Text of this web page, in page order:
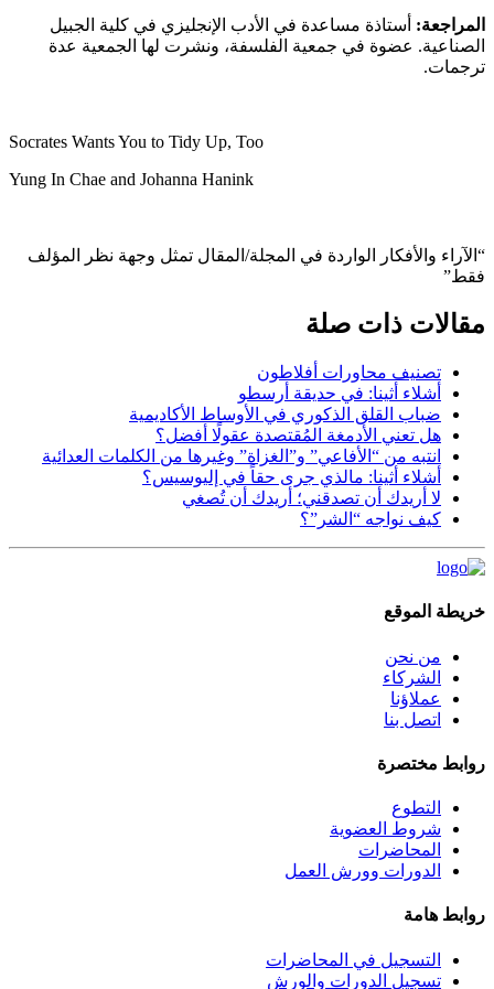
المراجعة: أستاذة مساعدة في الأدب الإنجليزي في كلية الجبيل
الصناعية. عضوة في جمعية الفلسفة، ونشرت لها الجمعية عدة
ترجمات.
Socrates Wants You to Tidy Up, Too
Yung In Chae and Johanna Hanink
“الآراء والأفكار الواردة في المجلة/المقال تمثل وجهة نظر المؤلف
فقط”
مقالات ذات صلة
تصنيف محاورات أفلاطون
أشلاء أثينا: في حديقة أرسطو
ضباب القلق الذكوري في الأوساط الأكاديمية
هل تعني الأدمغة المُقتصدة عقولًا أفضل؟
انتبه من “الأفاعي” و”الغزاة” وغيرها من الكلمات العدائية
أشلاء أثينا: مالذي جرى حقاً في إليوسيس؟
لا أريدك أن تصدقني؛ أريدك أن تُصغي
كيف نواجه “الشر”؟
خريطة الموقع
من نحن
الشركاء
عملاؤنا
اتصل بنا
روابط مختصرة
التطوع
شروط العضوية
المحاضرات
الدورات وورش العمل
روابط هامة
التسجيل في المحاضرات
تسجيل الدورات والورش